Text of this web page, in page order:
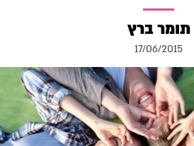
תומר ברץ
17/06/2015